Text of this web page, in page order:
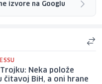
izvore na Googlu
Neka polože
čitavoj BiH, a oni hrane